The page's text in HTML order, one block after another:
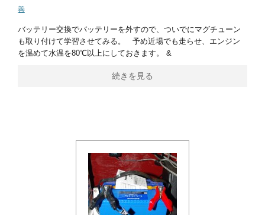
善
バッテリー交換でバッテリーを外すので、ついでにマグチューン
も取り付けて学習させてみる。 予め近場でも走らせ、エンジン
を温めて水温を80℃以上にしておきます。 &
続きを見る